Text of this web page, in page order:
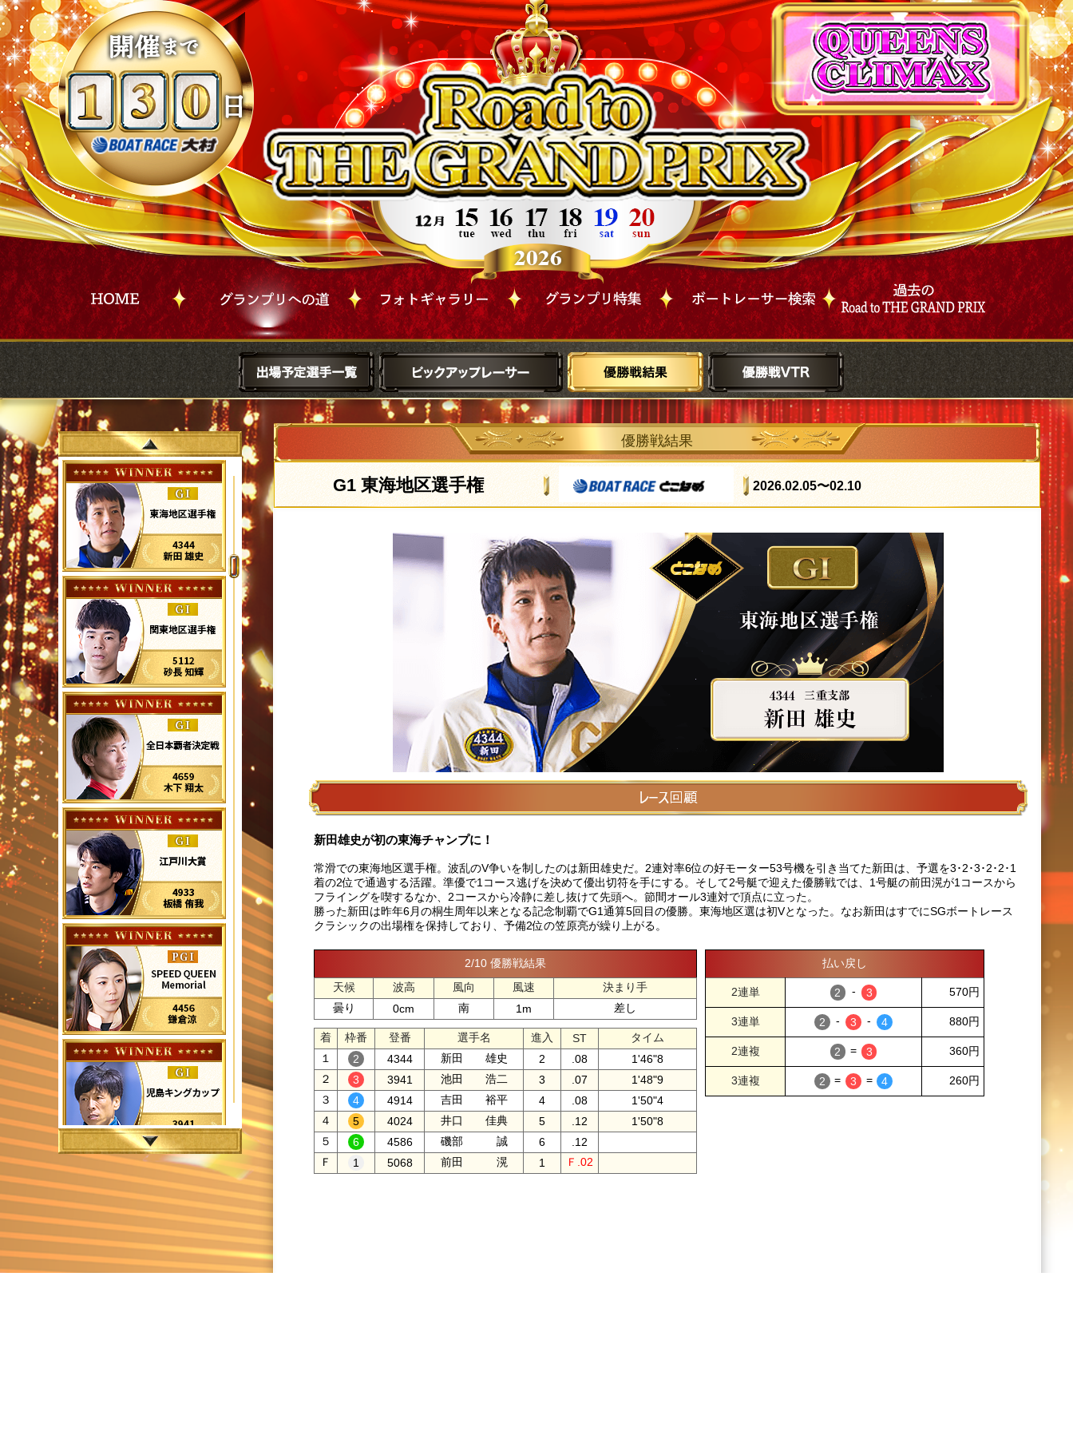
優勝戦結果
東海地区選手権 2026.02.05〜02.10
新田雄史が初の東海チャンプに！
常滑での東海地区選手権。波乱のV争いを制したのは新田雄史だ。2連対率6位の好モーター53号機を引き当てた新田は、予選を3･2･3･2･2･1
着の2位で通過する活躍。準優で1コース逃げを決めて優出切符を手にする。そして2号艇で迎えた優勝戦では、1号艇の前田滉が1コースから
フライングを喫するなか、2コースから冷静に差し抜けて先頭へ。節間オール3連対で頂点に立った。
勝った新田は昨年6月の桐生周年以来となる記念制覇でG1通算5回目の優勝。東海地区選は初Vとなった。なお新田はすでにSGボートレース
クラシックの出場権を保持しており、予備2位の笠原亮が繰り上がる。
2/10 優勝戦結果
天候
波高 風向 風速
決まり手
曇り
0cm 南 1m 差し
着 枠番 登番 選手名 進入 ST
タイム
１
4344 新田 雄史 2 .08
1'46"8
２
3941 池田 浩二 3 .07
1'48"9
３
4914 吉田 裕平 4 .08
1'50"4
４
4024 井口 佳典 5 .12
1'50"8
５
4586 磯部 誠 6
.12
Ｆ
5068 前田 滉 1 Ｆ.02
払い戻し
- 570円
- - 880円
= 360円
= = 260円